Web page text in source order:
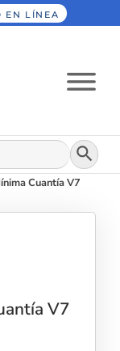
EN LÍNEA
Botón
Cuantía V7
V7